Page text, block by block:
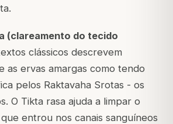
(clareamento do tecido
clássicos descrevem
as ervas amargas como tendo
pelos Raktavaha Srotas - os
O Tikta rasa ajuda a limpar o
entrou nos canais sanguíneos